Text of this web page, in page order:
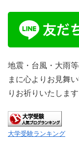
地震・台風・大雨
まに心よりお見舞
りお祈りいたします
大学受験ランキング